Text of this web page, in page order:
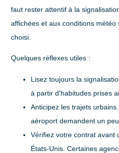
faut rester attentif à la
affichées et aux conditions
choisi.
Quelques réflexes utiles :
Lisez toujours la
à partir d'habitudes prises
Anticipez les trajets urbains
aéroport demandent un
Vérifiez votre contrat avant
États-Unis . Certaines